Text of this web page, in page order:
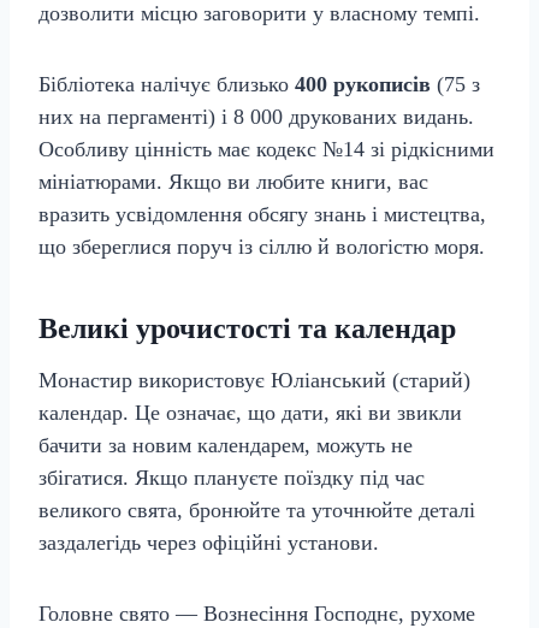
дозволити місцю заговорити у власному темпі.
Бібліотека налічує близько 400 рукописів (75 з
них на пергаменті) і 8 000 друкованих видань.
Особливу цінність має кодекс №14 зі рідкісними
мініатюрами. Якщо ви любите книги, вас
вразить усвідомлення обсягу знань і мистецтва,
що збереглися поруч із сіллю й вологістю моря.
Великі урочистості та календар
Монастир використовує Юліанський (старий)
календар. Це означає, що дати, які ви звикли
бачити за новим календарем, можуть не
збігатися. Якщо плануєте поїздку під час
великого свята, бронюйте та уточнюйте деталі
заздалегідь через офіційні установи.
Головне свято — Вознесіння Господнє, рухоме